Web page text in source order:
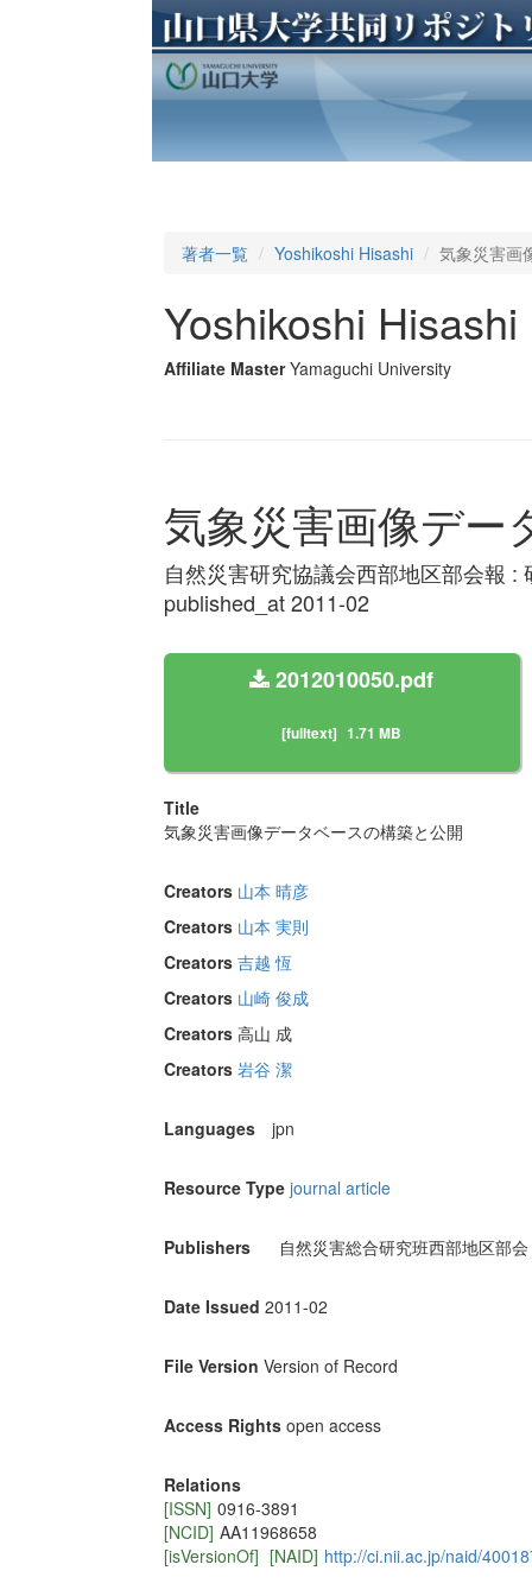
著者一覧 Yoshikoshi Hisashi 気象災害画
Yoshikoshi Hisashi
Affiliate Master Yamaguchi University
気象災害画像デー
自然災害研究協議会西部地区部会報 :
published_at 2011-02
2012010050.pdf
[fulltext] 1.71 MB
Title
気象災害画像データベースの構築と公開
Creators 山本 晴彦
Creators 山本 実則
Creators 吉越 恆
Creators 山崎 俊成
Creators 高山 成
Creators 岩谷 潔
Languages jpn
Resource Type journal article
Publishers 自然災害総合研究班西部地区部会
Date Issued 2011-02
File Version Version of Record
Access Rights open access
Relations
[ISSN] 0916-3891
[NCID] AA11968658
[isVersionOf] [NAID] http://ci.nii.ac.jp/naid/